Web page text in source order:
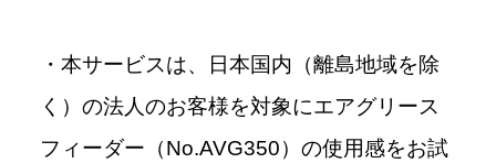
・本サービスは、日本国内（離島地域を除
く）の法人のお客様を対象にエアグリース
フィーダー（No.AVG350）の使用感をお試